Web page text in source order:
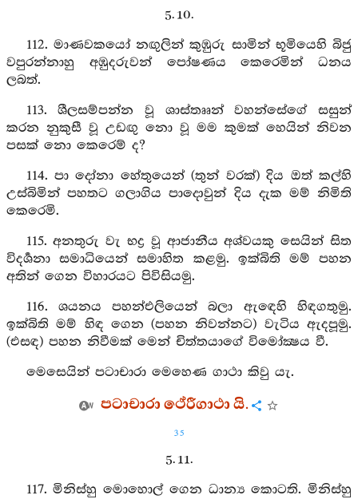
5. 10.
112. මාණවකයෝ නඟුලින් කුඹුරු සාමින් භූමියෙහි බිජු
වපුරන්නාහු අඹුදරුවන් පෝෂණය කෙරෙමින් ධනය
ලබත්.
113. ශීලසම්පන්න වූ ශාස්තෲන් වහන්සේගේ සසුන්
කරන නුකුසී වූ උඩඟු නො වූ මම කුමක් හෙයින් නිවන
පසක් නො කෙරෙම් ද?
114. පා දෝනා හේතුයෙන් (තුන් වරක්) දිය ඔත් කල්හි
උස්බිමින් පහතට ගලාගිය පාදොවුන් දිය දැක මම් නිමිති
කෙරෙමි.
115. අනතුරු වැ භද්‍ර වූ ආජානීය අශ්වයකු සෙයින් සිත
විදර්‍ශනා සමාධියෙන් සමාහිත කළමු. ඉක්බිති මම් පහන
අතින් ගෙන විහාරයට පිවිසියමු.
116. ශයනය පහන්එලියෙන් බලා ඇඳෙහි හිඳගතුමු.
ඉක්බිති මම් හිඳ ගෙන (පහන නිවන්නට) වැටිය ඇදපූමු.
(එසඳ) පහන නිවීමක් මෙන් චිත්තයාගේ විමෝක්‍ෂය වී.
මෙසෙයින් පටාචාරා මෙහෙණ ගාථා කිවු යැ.
පටාචාරා ථේරීගාථා යි.
35
5. 11.
117. මිනිස්හු මොහොල් ගෙන ධාන්‍ය කොටති. මිනිස්හු